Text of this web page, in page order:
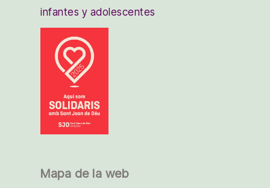
infantes y adolescentes
Mapa de la web